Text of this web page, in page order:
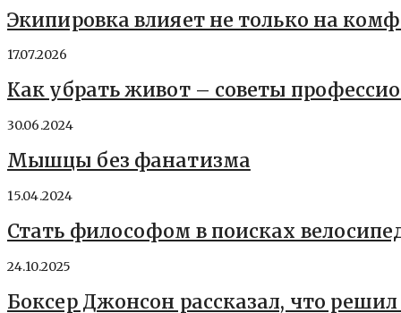
Экипировка влияет не только на
17.07.2026
Как убрать живот – советы
30.06.2024
Мышцы без фанатизма
15.04.2024
Стать философом в поисках
24.10.2025
Боксер Джонсон рассказал, что